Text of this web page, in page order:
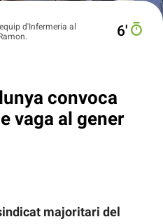
d'Infermeria al
6′
convoca
vaga al gener
majoritari del